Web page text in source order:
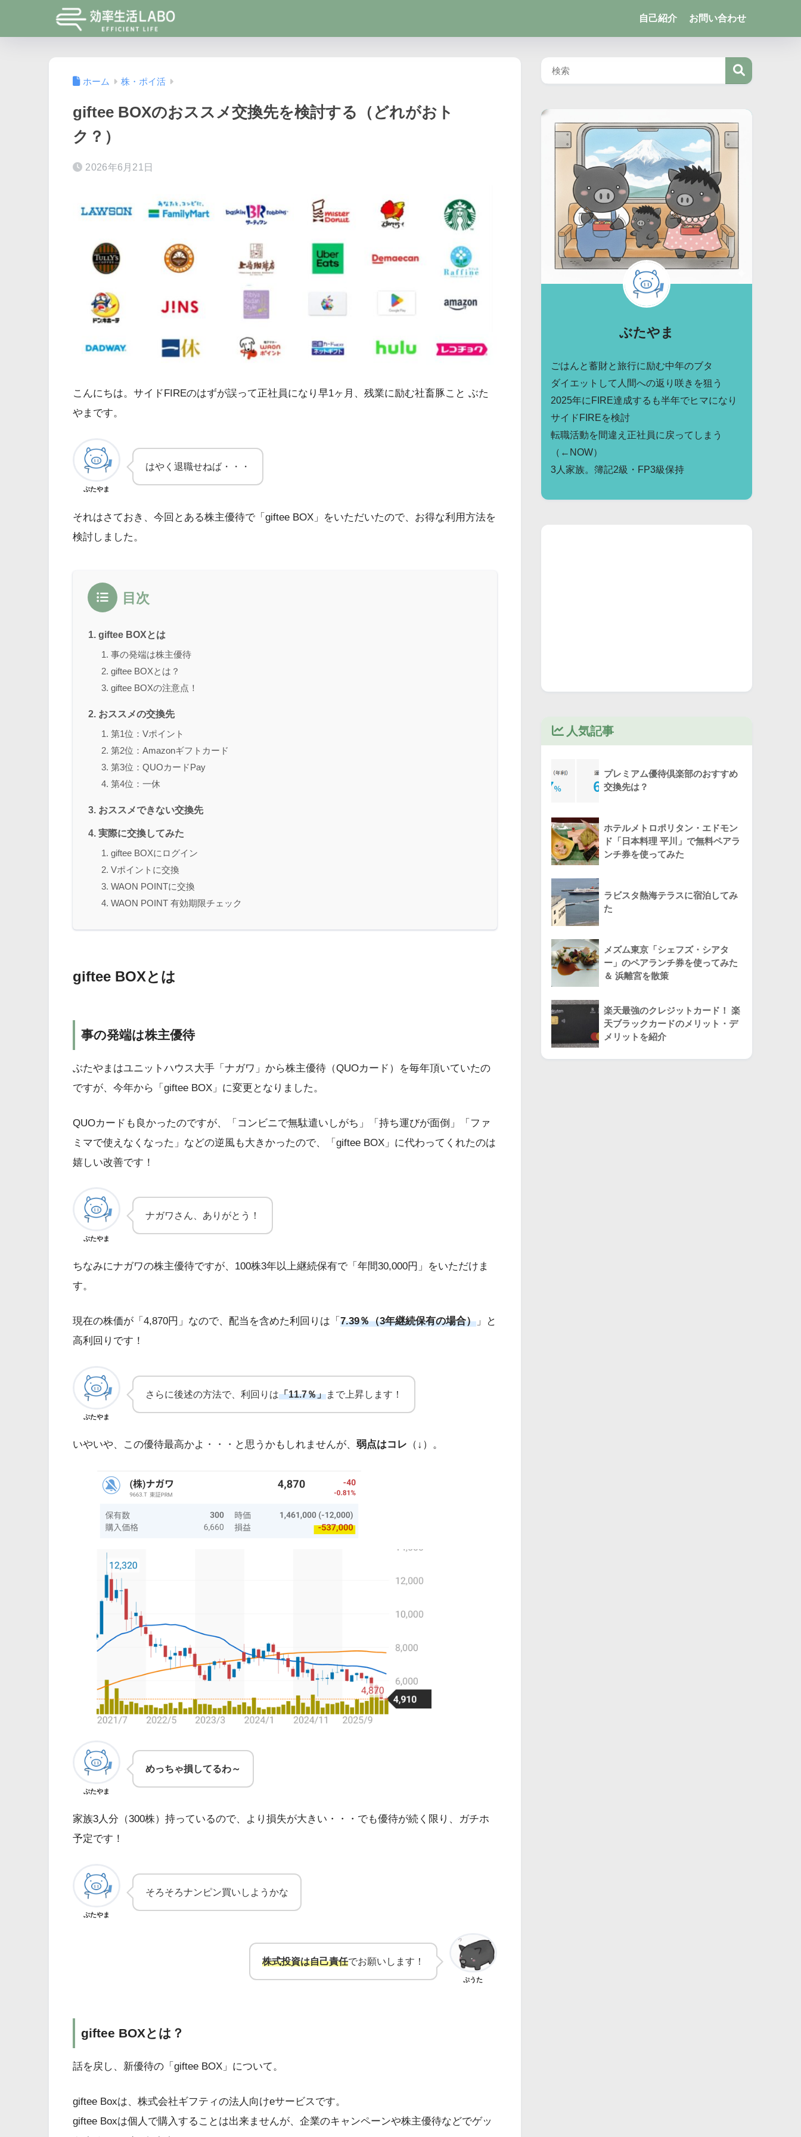
自己紹介 お問い合わせ
ホーム 株・ポイ活
giftee BOXのおススメ交換先を検討する（どれがおト
ク？）
2026年6月21日
こんにちは。サイドFIREのはずが誤って正社員になり早1ヶ月、残業に励む社畜豚こと ぶた
やまです。
ぶたやま
はやく退職せねば・・・
それはさておき、今回とある株主優待で「giftee BOX」をいただいたので、お得な利用方法を
検討しました。
目次
giftee BOXとは
事の発端は株主優待
giftee BOXとは？
giftee BOXの注意点！
おススメの交換先
第1位：Vポイント
第2位：Amazonギフトカード
第3位：QUOカードPay
第4位：一休
おススメできない交換先
実際に交換してみた
giftee BOXにログイン
Vポイントに交換
WAON POINTに交換
WAON POINT 有効期限チェック
giftee BOXとは
事の発端は株主優待
ぶたやまはユニットハウス大手「ナガワ」から株主優待（QUOカード）を毎年頂いていたの
ですが、今年から「giftee BOX」に変更となりました。
QUOカードも良かったのですが、「コンビニで無駄遣いしがち」「持ち運びが面倒」「ファ
ミマで使えなくなった」などの逆風も大きかったので、「giftee BOX」に代わってくれたのは
嬉しい改善です！
ぶたやま
ナガワさん、ありがとう！
ちなみにナガワの株主優待ですが、100株3年以上継続保有で「年間30,000円」をいただけま
す。
現在の株価が「4,870円」なので、配当を含めた利回りは「 7.39％（3年継続保有の場合） 」と
高利回りです！
ぶたやま
さらに後述の方法で、利回りは「11.7％」まで上昇します！
いやいや、この優待最高かよ・・・と思うかもしれませんが、 弱点はコレ （↓）。
ぶたやま
めっちゃ損してるわ～
家族3人分（300株）持っているので、より損失が大きい・・・でも優待が続く限り、ガチホ
予定です！
ぶたやま
そろそろナンピン買いしようかな
ぷうた
株式投資は自己責任でお願いします！
giftee BOXとは？
話を戻し、新優待の「giftee BOX」について。
giftee Boxは、株式会社ギフティの法人向けeサービスです。
giftee Boxは個人で購入することは出来ませんが、企業のキャンペーンや株主優待などでゲッ
ぶたやま
ごはんと蓄財と旅行に励む中年のブタ
ダイエットして人間への返り咲きを狙う
2025年にFIRE達成するも半年でヒマになり
サイドFIREを検討
転職活動を間違え正社員に戻ってしまう
（←NOW）
3人家族。簿記2級・FP3級保持
人気記事
プレミアム優待倶楽部のおすすめ
交換先は？
ホテルメトロポリタン・エドモン
ド「日本料理 平川」で無料ペアラ
ンチ券を使ってみた
ラビスタ熱海テラスに宿泊してみ
た
メズム東京「シェフズ・シアタ
ー」のペアランチ券を使ってみた
＆ 浜離宮を散策
楽天最強のクレジットカード！ 楽
天ブラックカードのメリット・デ
メリットを紹介